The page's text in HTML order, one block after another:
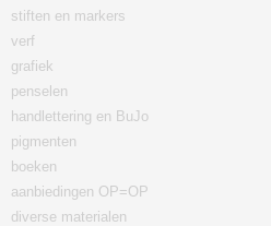
stiften en markers
verf
grafiek
penselen
handlettering en BuJo
pigmenten
boeken
aanbiedingen OP=OP
diverse materialen